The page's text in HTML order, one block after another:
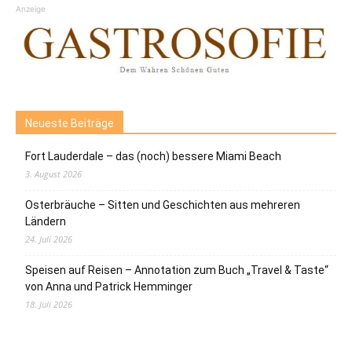
Anzeige
Neueste Beiträge
Fort Lauderdale – das (noch) bessere Miami Beach
3. August 2026
Osterbräuche – Sitten und Geschichten aus mehreren
Ländern
24. Juli 2026
Speisen auf Reisen – Annotation zum Buch „Travel & Taste“
von Anna und Patrick Hemminger
18. Juli 2026